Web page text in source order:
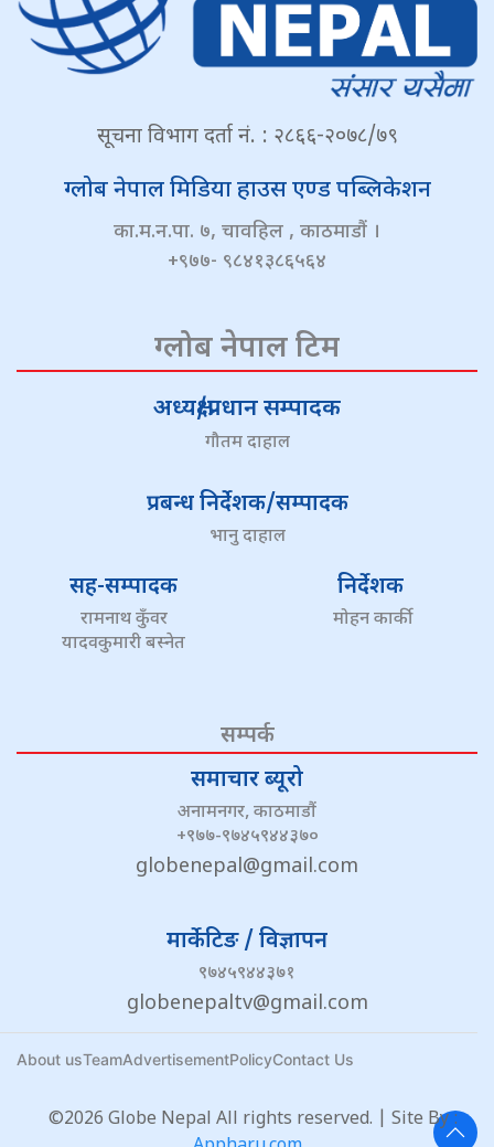
सूचना विभाग दर्ता नं. : २८६६-२०७८/७९
ग्लोब नेपाल मिडिया हाउस एण्ड पब्लिकेशन
का.म.न.पा. ७, चावहिल , काठमाडौं ।
+९७७- ९८४१३८६५६४
ग्लोब नेपाल टिम
अध्यक्ष/प्रधान सम्पादक
गौतम दाहाल
प्रबन्ध निर्देशक/सम्पादक
भानु दाहाल
सह-सम्पादक
रामनाथ कुँवर
यादवकुमारी बस्नेत
निर्देशक
मोहन कार्की
सम्पर्क
समाचार ब्यूरो
अनामनगर, काठमाडौं
+९७७-९७४५९४४३७०
globenepal@gmail.com
मार्केटिङ / विज्ञापन
९७४५९४४३७१
globenepaltv@gmail.com
About usTeamAdvertisementPolicyContact Us
©2026 Globe Nepal All rights reserved. | Site By :